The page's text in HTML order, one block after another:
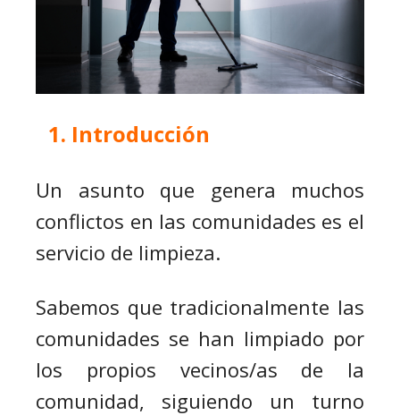
Introducción
Un asunto que genera muchos
conflictos en las comunidades es el
servicio de limpieza.
Sabemos que tradicionalmente las
comunidades se han limpiado por
los propios vecinos/as de la
comunidad, siguiendo un turno